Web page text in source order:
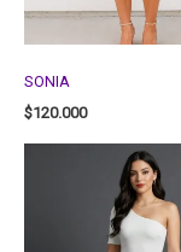
SONIA
$120.000